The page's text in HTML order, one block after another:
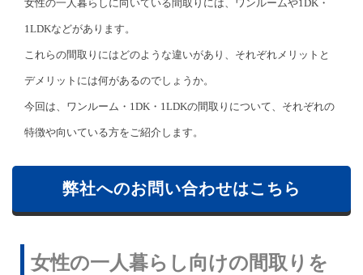
女性の一人暮らしに向いている間取りには、ワンルームや1DK・
1LDKなどがあります。
これらの間取りにはどのような違いがあり、それぞれメリットと
デメリットには何があるのでしょうか。
今回は、ワンルーム・1DK・1LDKの間取りについて、それぞれの
特徴や向いている方をご紹介します。
弊社へのお問い合わせはこちら
女性の一人暮らし向けの間取りを